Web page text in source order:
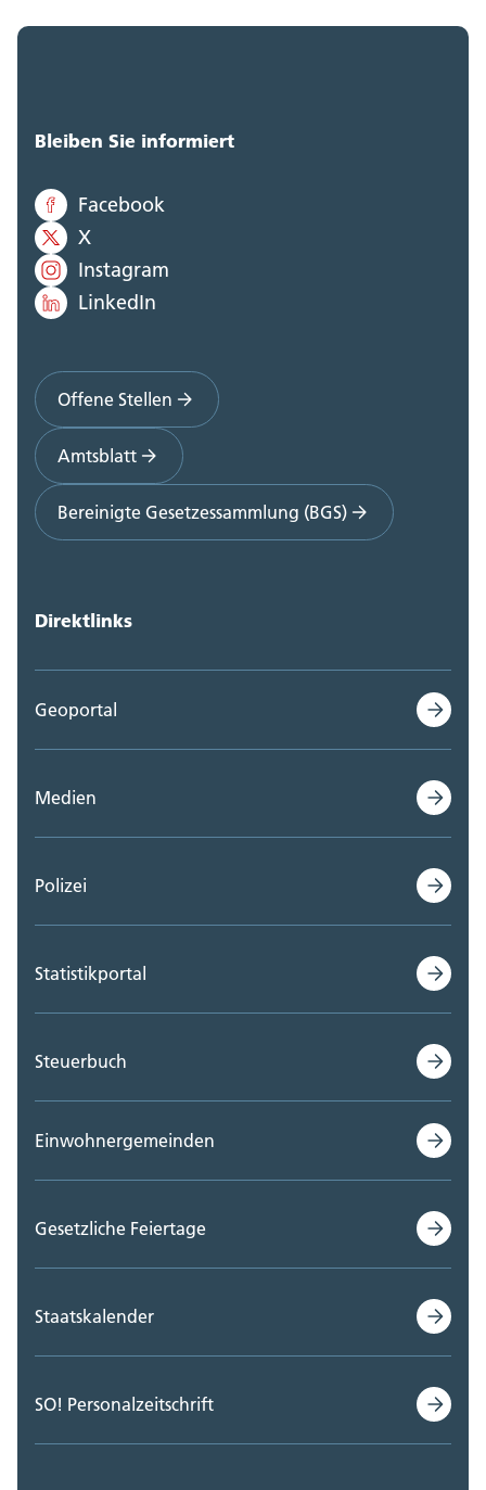
Bleiben Sie informiert
Facebook
X
Instagram
LinkedIn
Offene Stellen
Amtsblatt
Bereinigte Gesetzessammlung (BGS)
Direktlinks
Geoportal
Medien
Polizei
Statistikportal
Steuerbuch
Einwohnergemeinden
Gesetzliche Feiertage
Staatskalender
SO! Personalzeitschrift